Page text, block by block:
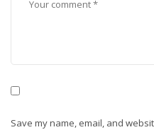
Save my name, email, and